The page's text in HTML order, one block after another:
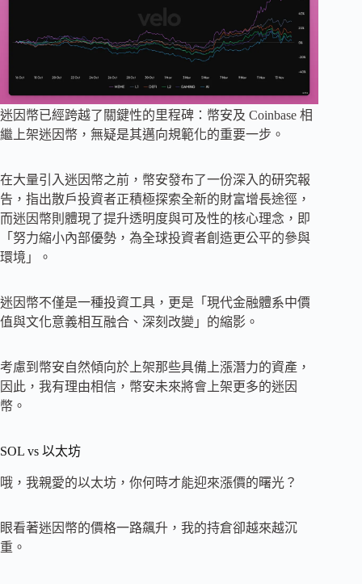
迷因幣已經跨越了關鍵性的里程碑：幣安及 Coinbase 相
繼上架迷因幣，無疑是其邁向規範化的重要一步。
在大量引入迷因幣之前，幣安發布了一份深入的研究報
告，指出散戶投資者正積極探索全新的財富增長途徑，
而迷因幣則體現了提升透明度與可及性的核心理念，即
「努力縮小內部優勢，為全球投資者創造更公平的參與
環境」。
迷因幣不僅是一種投資工具，更是「現代金融體系中價
值與文化意義相互融合、深刻改變」的縮影。
考慮到幣安自然傾向於上架那些具備上漲潛力的資產，
因此，我有理由相信，幣安未來將會上架更多的迷因
幣。
SOL vs 以太坊
哦，我親愛的以太坊，你何時才能迎來漲價的曙光？
眼看著迷因幣的價格一路飆升，我的持倉卻越來越沉
重。